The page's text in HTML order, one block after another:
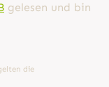
gelesen und bin
die